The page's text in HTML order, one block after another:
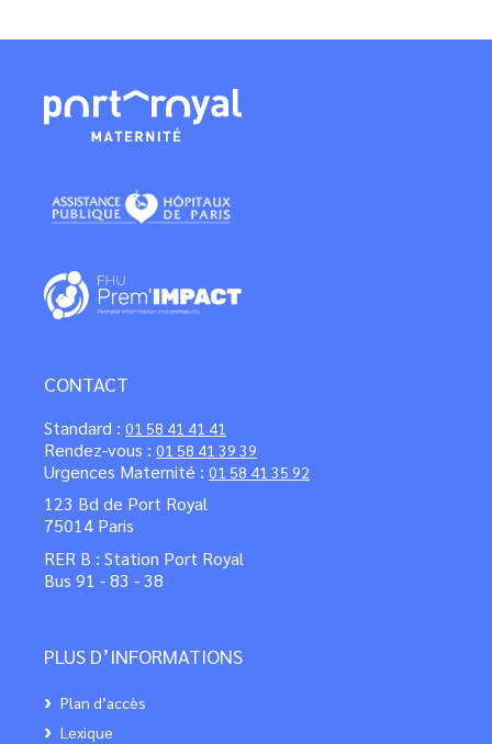
CONTACT
Standard : 01 58 41 41 41
Rendez-vous : 01 58 41 39 39
Urgences Maternité : 01 58 41 35 92
123 Bd de Port Royal
75014 Paris
RER B : Station Port Royal
Bus 91 - 83 - 38
PLUS D’INFORMATIONS
Plan d’accès
Lexique